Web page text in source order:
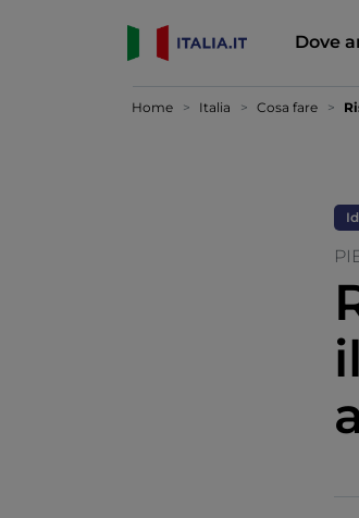
Dove
Home Italia Cosa fare